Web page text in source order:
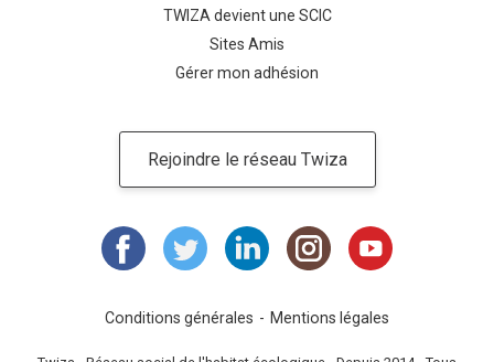
TWIZA devient une SCIC
Sites Amis
Gérer mon adhésion
Rejoindre le réseau Twiza
Conditions générales Mentions légales